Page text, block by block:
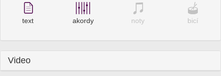
text akordy noty bicí
Video